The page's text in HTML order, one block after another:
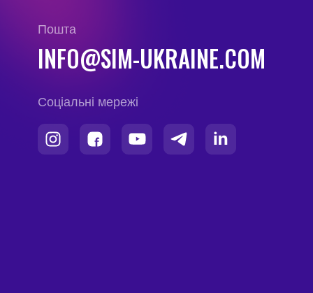
Пошта
INFO@SIM-UKRAINE.COM
Соціальні мережі